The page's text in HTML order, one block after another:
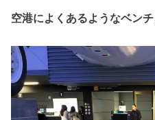
空港によくあるようなベンチ